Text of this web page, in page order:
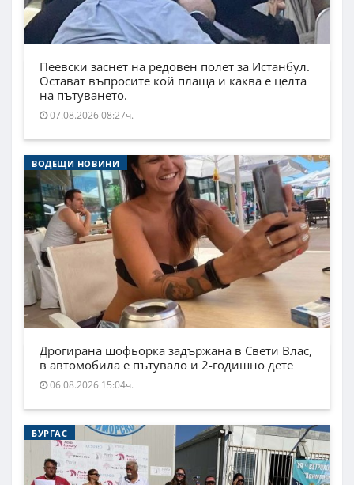
Пеевски заснет на редовен полет за Истанбул.
Остават въпросите кой плаща и каква е целта
на пътуването.
07.08.2026 08:27ч.
ВОДЕЩИ НОВИНИ
Дрогирана шофьорка задържана в Свети Влас,
в автомобила е пътувало и 2-годишно дете
06.08.2026 15:04ч.
БУРГАС